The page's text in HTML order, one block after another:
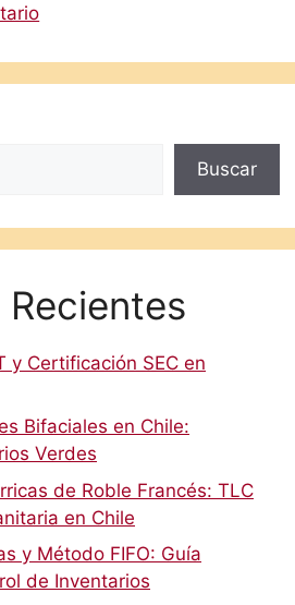
Buscar
y Certificación SEC en
Bifaciales en Chile:
Verdes
de Roble Francés: TLC
en Chile
y Método FIFO: Guía
de Inventarios